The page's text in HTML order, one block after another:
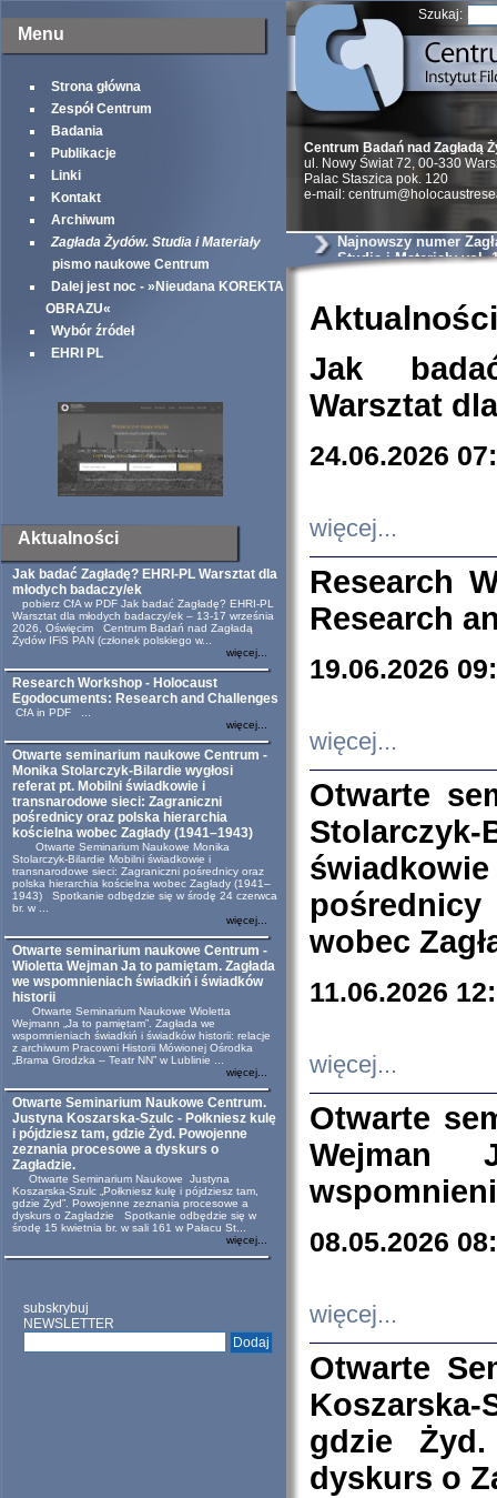
Menu
Strona główna
Zespół Centrum
Badania
Publikacje
Linki
Kontakt
Archiwum
Zagłada Żydów. Studia i Materiały
pismo naukowe Centrum
Dalej jest noc - »Nieudana KOREKTA
OBRAZU«
Wybór źródeł
EHRI PL
Aktualności
Jak badać Zagładę? EHRI-PL Warsztat dla
młodych badaczy/ek
pobierz CfA w PDF Jak badać Zagładę? EHRI-PL
Warsztat dla młodych badaczy/ek – 13-17 września
2026, Oświęcim Centrum Badań nad Zagładą
Żydów IFiS PAN (członek polskiego w...
więcej...
Research Workshop - Holocaust
Egodocuments: Research and Challenges
CfA in PDF ...
więcej...
Otwarte seminarium naukowe Centrum -
Monika Stolarczyk-Bilardie wygłosi
referat pt. Mobilni świadkowie i
transnarodowe sieci: Zagraniczni
pośrednicy oraz polska hierarchia
kościelna wobec Zagłady (1941–1943)
Otwarte Seminarium Naukowe Monika
Stolarczyk-Bilardie Mobilni świadkowie i
transnarodowe sieci: Zagraniczni pośrednicy oraz
polska hierarchia kościelna wobec Zagłady (1941–
1943) Spotkanie odbędzie się w środę 24 czerwca
br. w ...
więcej...
Otwarte seminarium naukowe Centrum -
Wioletta Wejman Ja to pamiętam. Zagłada
we wspomnieniach świadkiń i świadków
historii
Otwarte Seminarium Naukowe Wioletta
Wejmann „Ja to pamiętam”. Zagłada we
wspomnieniach świadkiń i świadków historii: relacje
z archiwum Pracowni Historii Mówionej Ośrodka
„Brama Grodzka – Teatr NN” w Lublinie ...
więcej...
Otwarte Seminarium Naukowe Centrum.
Justyna Koszarska-Szulc - Połkniesz kulę
i pójdziesz tam, gdzie Żyd. Powojenne
zeznania procesowe a dyskurs o
Zagładzie.
Otwarte Seminarium Naukowe Justyna
Koszarska-Szulc „Połkniesz kulę i pójdziesz tam,
gdzie Żyd”. Powojenne zeznania procesowe a
dyskurs o Zagładzie Spotkanie odbędzie się w
środę 15 kwietnia br. w sali 161 w Pałacu St...
więcej...
subskrybuj
NEWSLETTER
Szukaj:
Centrum Badań nad Zagładą
ul. Nowy Świat 72, 00-330
Palac Staszica pok. 120
e-mail:
Najnowszy numer
Studia i Materiały vol.
Aktualności
Jak
Warsztat
24.06.2026
więcej...
Research
Research
19.06.2026
więcej...
Otwarte
wobec
11.06.2026
więcej...
Otwarte
Wejman
08.05.2026
więcej...
Otwarte
Koszarska-
gdzie
dyskurs o